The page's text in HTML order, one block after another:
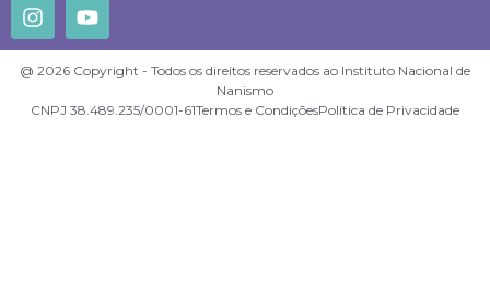
@ 2026 Copyright - Todos os direitos reservados ao Instituto Nacional de
Nanismo
CNPJ 38.489.235/0001-61Termos e CondiçõesPolítica de Privacidade